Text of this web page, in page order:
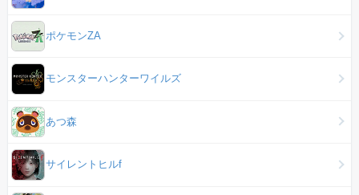
ポケモンZA
モンスターハンターワイルズ
あつ森
サイレントヒルf